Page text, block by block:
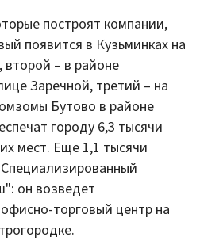
построят компании,
появится в Кузьминках на
– в районе
Заречной, третий – на
Бутово в районе
городу 6,3 тысячи
мест. Еще 1,1 тысячи
он возведет
торговый центр на